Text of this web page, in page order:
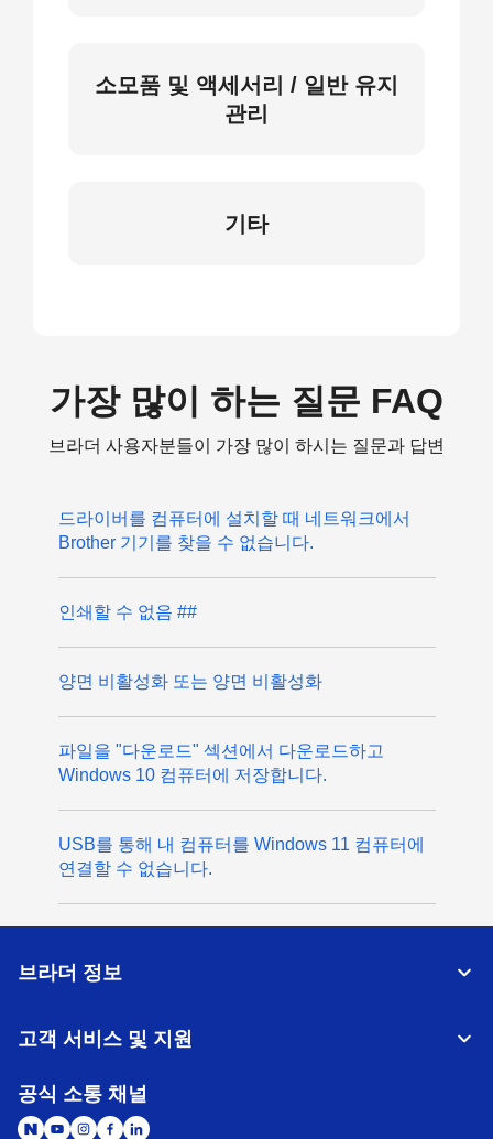
소모품 및 액세서리 / 일반 유지
관리
기타
가장 많이 하는 질문 FAQ
브라더 사용자분들이 가장 많이 하시는 질문과 답변
드라이버를 컴퓨터에 설치할 때 네트워크에서
Brother 기기를 찾을 수 없습니다.
인쇄할 수 없음 ##
양면 비활성화 또는 양면 비활성화
파일을 "다운로드" 섹션에서 다운로드하고
Windows 10 컴퓨터에 저장합니다.
USB를 통해 내 컴퓨터를 Windows 11 컴퓨터에
연결할 수 없습니다.
브라더 정보
고객 서비스 및 지원
공식 소통 채널